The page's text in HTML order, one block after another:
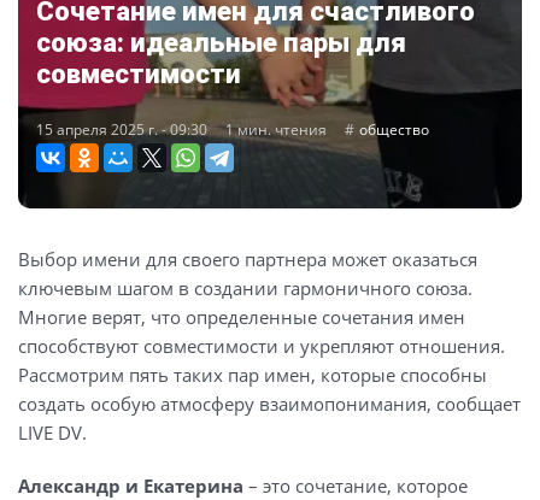
Сочетание имен для счастливого
союза: идеальные пары для
совместимости
15 апреля 2025 г. - 09:30 1 мин. чтения общество
Выбор имени для своего партнера может оказаться
ключевым шагом в создании гармоничного союза.
Многие верят, что определенные сочетания имен
способствуют совместимости и укрепляют отношения.
Рассмотрим пять таких пар имен, которые способны
создать особую атмосферу взаимопонимания, сообщает
LIVE DV.
Александр и Екатерина – это сочетание, которое